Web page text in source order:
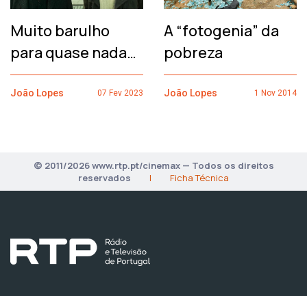
Muito barulho
para quase nada…
João Lopes 07 Fev 2023
A “fotogenia” da
pobreza
João Lopes 1 Nov 2014
© 2011/2026 www.rtp.pt/cinemax — Todos os direitos
reservados
| Ficha Técnica